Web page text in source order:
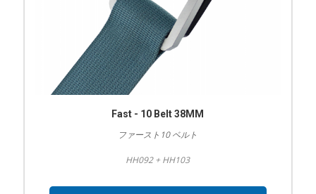
Fast - 10 Belt 38MM
ファースト10 ベルト
HH092 + HH103